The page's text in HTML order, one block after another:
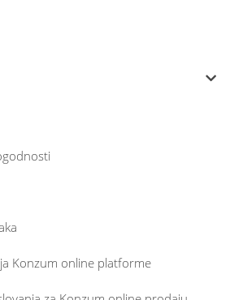
Konzum online platforme